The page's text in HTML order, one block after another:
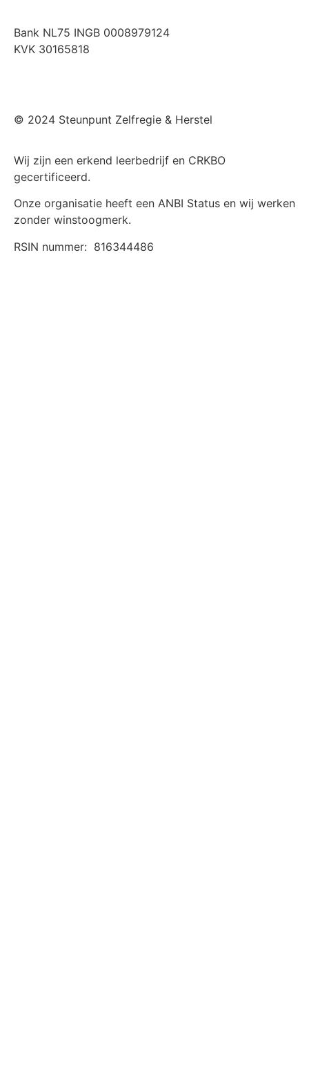
Bank NL75 INGB 0008979124
KVK 30165818
© 2024 Steunpunt Zelfregie & Herstel
Wij zijn een erkend leerbedrijf en CRKBO
gecertificeerd.
Onze organisatie heeft een ANBI Status en wij werken
zonder winstoogmerk.
RSIN nummer: 816344486